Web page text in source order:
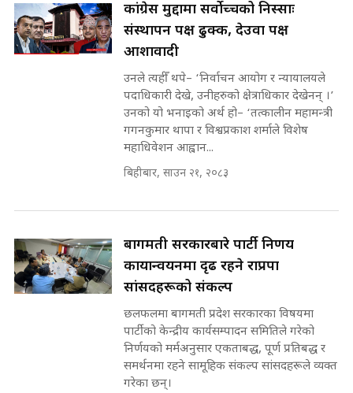
मन्त्री राजकुमारलाई घुस दिने विचौलीया
||
मन्त्रीले घुस डिल गरेको अडियो ! दुई झोला
नोट मन्त्रीलाई घुस | SIDHAKURA |
मृतकका परिवारप्रति मेडिकल काउन्सीलको
बदनियत ! न्याय खोज्दै भौतारिदै सुवास
|| THE REPORTER ||
EXCLUSIVE - भिजिट भिसामा सेटिङको
गोप्य अडियो र म्यासेज, गृह मन्त्रालय
कनेक्सन ! || VISIT VISA SCAM
कांग्रेस मुद्दामा सर्वोच्चको निस्साः
संस्थापन पक्ष ढुक्क, देउवा पक्ष
आशावादी
उनले त्यहीँ थपे– ‘निर्वाचन आयोग र न्यायालयले
पदाधिकारी देखे, उनीहरुको क्षेत्राधिकार देखेनन् ।’
उनको यो भनाइको अर्थ हो– ‘तत्कालीन महामन्त्री
गगनकुमार थापा र विश्वप्रकाश शर्माले विशेष
महाधिवेशन आह्वान...
बिहीबार, साउन २१, २०८३
बागमती सरकारबारे पार्टी निर्णय
कार्यान्वयनमा दृढ रहने राप्रपा
सांसदहरूको संकल्प
छलफलमा बागमती प्रदेश सरकारका विषयमा
पार्टीको केन्द्रीय कार्यसम्पादन समितिले गरेको
निर्णयको मर्मअनुसार एकताबद्ध, पूर्ण प्रतिबद्ध र
समर्थनमा रहने सामूहिक संकल्प सांसदहरूले व्यक्त
गरेका छन्।